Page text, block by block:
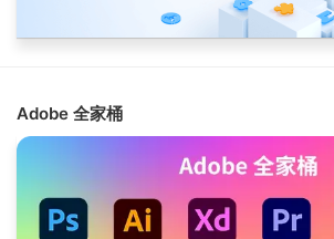
Adobe 全家桶